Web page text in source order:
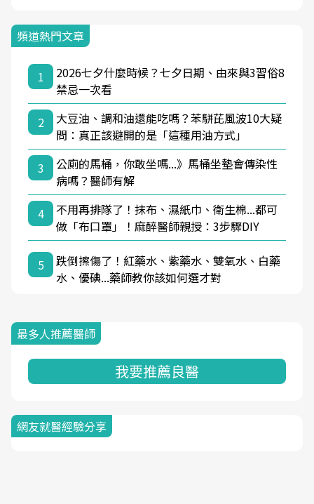
頻道熱門文章
1
2026七夕什麼時候？七夕日期、由來與3習俗8
禁忌一次看
2
大豆油、調和油還能吃嗎？苯駢芘風波10大疑
問：真正該避開的是「這種用油方式」
3
公廁的馬桶，你敢坐嗎...》馬桶坐墊會傳染性
病嗎？醫師有解
4
不用再排隊了！抹布、濕紙巾、衛生棉...都可
做「布口罩」！麻醉醫師親授：3步驟DIY
5
跌倒擦傷了！紅藥水、紫藥水、雙氧水、白藥
水、優碘...藥師教你該如何選才對
最多人推薦醫師
我要推薦良醫
網友就醫經驗分享